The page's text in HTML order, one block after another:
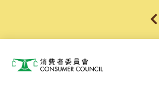
消费者委员会